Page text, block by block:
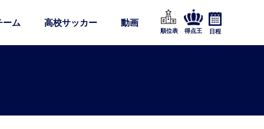
ーム 高校サッカー 動画
順位表 得点王 日程